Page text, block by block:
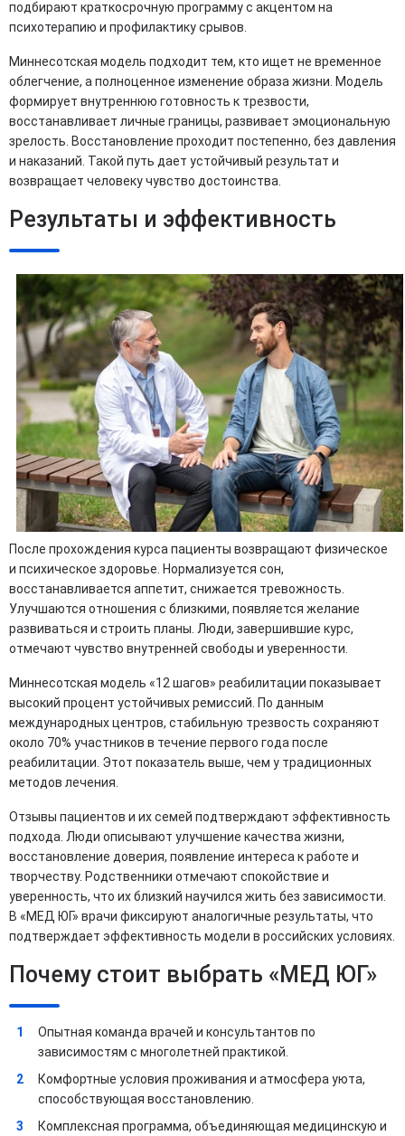
подбирают краткосрочную программу с акцентом на
психотерапию и профилактику срывов.
Миннесотская модель подходит тем, кто ищет не временное
облегчение, а полноценное изменение образа жизни. Модель
формирует внутреннюю готовность к трезвости,
восстанавливает личные границы, развивает эмоциональную
зрелость. Восстановление проходит постепенно, без давления
и наказаний. Такой путь дает устойчивый результат и
возвращает человеку чувство достоинства.
Результаты и эффективность
После прохождения курса пациенты возвращают физическое
и психическое здоровье. Нормализуется сон,
восстанавливается аппетит, снижается тревожность.
Улучшаются отношения с близкими, появляется желание
развиваться и строить планы. Люди, завершившие курс,
отмечают чувство внутренней свободы и уверенности.
Миннесотская модель «12 шагов» реабилитации показывает
высокий процент устойчивых ремиссий. По данным
международных центров, стабильную трезвость сохраняют
около 70% участников в течение первого года после
реабилитации. Этот показатель выше, чем у традиционных
методов лечения.
Отзывы пациентов и их семей подтверждают эффективность
подхода. Люди описывают улучшение качества жизни,
восстановление доверия, появление интереса к работе и
творчеству. Родственники отмечают спокойствие и
уверенность, что их близкий научился жить без зависимости.
В «МЕД ЮГ» врачи фиксируют аналогичные результаты, что
подтверждает эффективность модели в российских условиях.
Почему стоит выбрать «МЕД ЮГ»
Опытная команда врачей и консультантов по
зависимостям с многолетней практикой.
Комфортные условия проживания и атмосфера уюта,
способствующая восстановлению.
Комплексная программа, объединяющая медицинскую и